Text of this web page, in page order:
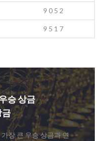
9 0 5 2
9 5 1 7
승 상금
금
장 큰 우승 상금과 연